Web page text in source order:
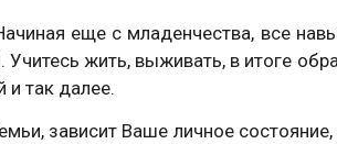
еще с младенчества, все
жить, выживать, в итоге
и так далее.
зависит Ваше личное состояние,